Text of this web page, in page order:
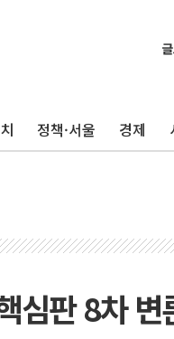
정책·서울 경제
심판 8차 변